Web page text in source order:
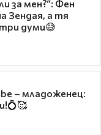
за мен?“: Фен
Зендая, а тя
думи😅
– младоженец: